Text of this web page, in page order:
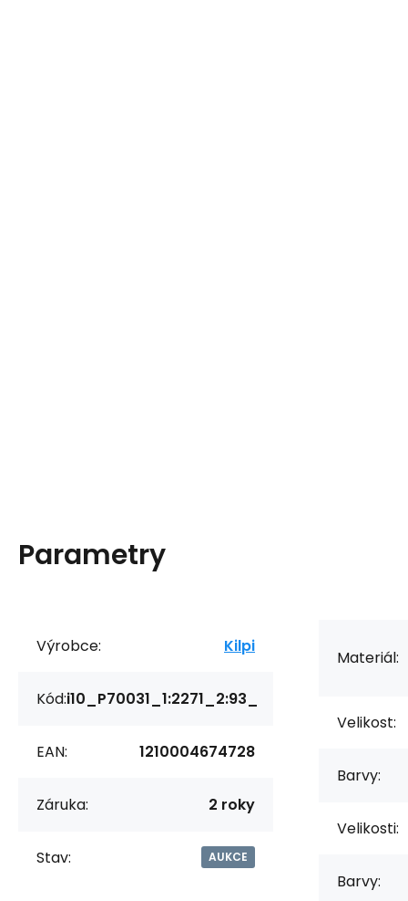
Parametry
Výrobce: Kilpi
Kód:i10_P70031_1:2271_2:93_
EAN: 1210004674728
Záruka: 2 roky
Stav: AUKCE
Materiál:
Velikost:
Barvy:
Velikosti:
Barvy: